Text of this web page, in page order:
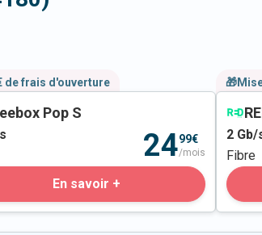
de frais d'ouverture
Pop S
2499€
/mois
En savoir +
2 Gb/
Fibre